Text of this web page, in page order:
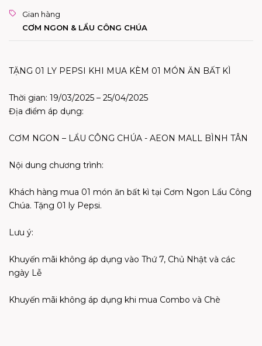
Gian hàng
CƠM NGON & LẨU CÔNG CHÚA
TẶNG 01 LY PEPSI KHI MUA KÈM 01 MÓN ĂN BẤT KÌ
Thời gian: 19/03/2025 – 25/04/2025
Địa điểm áp dụng:
CƠM NGON – LẨU CÔNG CHÚA - AEON MALL BÌNH TÂN
Nội dung chương trình:
Khách hàng mua 01 món ăn bất kì tại Cơm Ngon Lẩu Công
Chúa. Tặng 01 ly Pepsi.
Lưu ý:
Khuyến mãi không áp dụng vào Thứ 7, Chủ Nhật và các
ngày Lễ
Khuyến mãi không áp dụng khi mua Combo và Chè